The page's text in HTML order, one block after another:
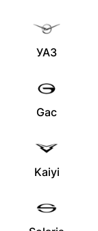
УАЗ
Gac
Kaiyi